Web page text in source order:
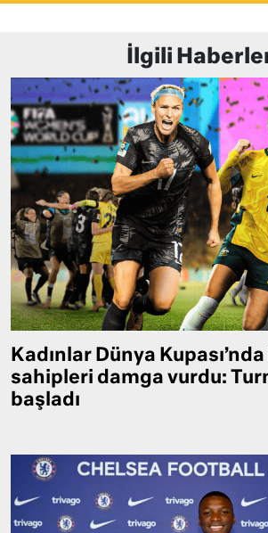
İlgili
Kadınlar Dünya
sahipleri damga vurdu:
başladı